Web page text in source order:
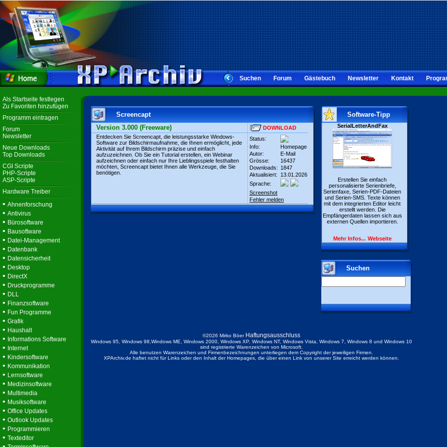
Suchen Forum Gästebuch Newsletter Kontakt
Als Startseite festlegen
Zu Favoriten hinzufügen
Programm eintragen
Forum
Newsletter
Neue Downloads
Top Downloads
CGI Scripte
PHP-Scripte
ASP-Scripte
Hardware Treiber
• Ahnenforschung
• Antivirus
• Bürosoftware
• Bausoftware
• Datei-Management
• Datenbank
• Datensicherheit
• Desktop
• DirectX
• Druckprogramme
• DLL
• Finanzsoftware
• Fun Programme
• Grafik
• Haushalt
• Informations Software
• Internet
• Kindersoftware
• Kommunikation
• Lernsoftware
• Medizinsoftware
• Multimedia
• Musiksoftware
• Office Updates
• Outlook Updates
• Programmieren
• Texteditor
Screencapt
Version 3.000 (Freeware)
DOWNLOAD
Entdecken Sie Screencapt, die leistungsstarke Windows-
Software zur Bildschirmaufnahme, die Ihnen ermöglicht, jede
Aktivität auf Ihrem Bildschirm präzise und einfach
aufzuzeichnen. Ob Sie ein Tutorial erstellen, ein Webinar
aufzeichnen oder einfach nur Ihre Lieblingsspiele festhalten
möchten, Screencapt bietet Ihnen alle Werkzeuge, die Sie
benötigen.
Status:
Info:
Homepage
Autor:
E-Mail
Grösse:
16437
Downloads: 1847
Aktualisiert:
13.01.2026
Sprache:
Screenshot
Fehler melden
Software-Tipp
SerialLetterAndFax
Erstellen Sie einfach
personalisierte Serienbriefe,
Serienfaxe, Serien-PDF-Dateien
und Serien-SMS. Texte können
mit dem integrierten Editor leicht
erstellt werden. Die
Empfängerdaten lassen sich aus
externen Quellen importieren.
Mehr Infos... Webseite
Suchen
©2026 Mirko Böer Haftungsausschluss
Windows 95, Windows 98,Windows ME, Windows 2000, Windows XP, Windows NT, Windows Vista, Windows 7, Windows 8 und Windows 10
sind registrierte Warenzeichen von Microsoft.
Alle benutzen Warenzeichen und Firmenbezeichnungen unterliegen dem Copyright der jeweiligen Firmen.
XPArchiv.de haftet nicht für Links oder den Inhalt der Homepages, die über einen Link von unserer Site erreicht werden können.